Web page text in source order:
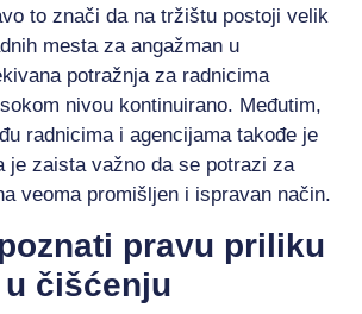
to znači da na tržištu postoji velik
mesta za angažman u
potražnja za radnicima
nivou kontinuirano. Međutim,
radnicima i agencijama takođe je
je zaista važno da se potrazi za
veoma promišljen i ispravan način.
pravu priliku
čišćenju